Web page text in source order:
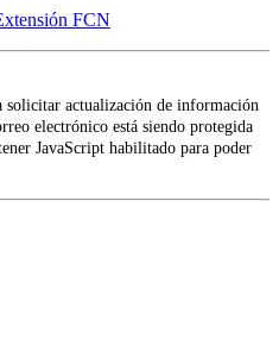
FCN
solicitar actualización de información
electrónico está siendo protegida
JavaScript habilitado para poder